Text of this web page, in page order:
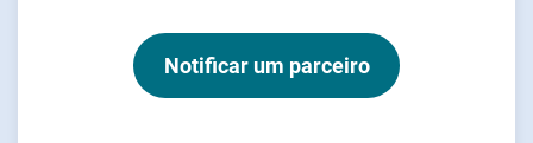
Notificar um parceiro